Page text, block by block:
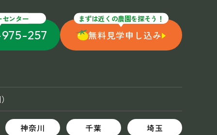
センター
257
まずは近くの農園を探そう！
無料見学申し込み
神奈川 千葉
埼玉